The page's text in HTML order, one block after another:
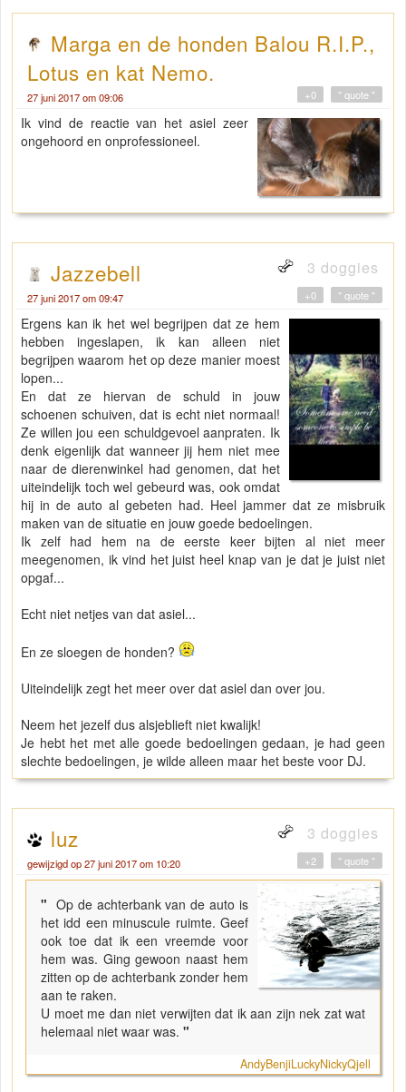
Marga en de honden Balou R.I.P.,
Lotus en kat Nemo.
27 juni 2017 om 09:06 " quote "
+0
Ik vind de reactie van het asiel zeer
ongehoord en onprofessioneel.
Jazzebell 3 doggies
27 juni 2017 om 09:47 " quote "
+0
Ergens kan ik het wel begrijpen dat ze hem
hebben ingeslapen, ik kan alleen niet
begrijpen waarom het op deze manier moest
lopen...
En dat ze hiervan de schuld in jouw
schoenen schuiven, dat is echt niet normaal!
Ze willen jou een schuldgevoel aanpraten. Ik
denk eigenlijk dat wanneer jij hem niet mee
naar de dierenwinkel had genomen, dat het
uiteindelijk toch wel gebeurd was, ook omdat
hij in de auto al gebeten had. Heel jammer dat ze misbruik
maken van de situatie en jouw goede bedoelingen.
Ik zelf had hem na de eerste keer bijten al niet meer
meegenomen, ik vind het juist heel knap van je dat je juist niet
opgaf...
Echt niet netjes van dat asiel...
En ze sloegen de honden?
Uiteindelijk zegt het meer over dat asiel dan over jou.
Neem het jezelf dus alsjeblieft niet kwalijk!
Je hebt het met alle goede bedoelingen gedaan, je had geen
slechte bedoelingen, je wilde alleen maar het beste voor DJ.
luz 3 doggies
gewijzigd op 27 juni 2017 om 10:20 " quote "
+2
" Op de achterbank van de auto is
het idd een minuscule ruimte. Geef
ook toe dat ik een vreemde voor
hem was. Ging gewoon naast hem
zitten op de achterbank zonder hem
aan te raken.
U moet me dan niet verwijten dat ik aan zijn nek zat wat
helemaal niet waar was. "
AndyBenjiLuckyNickyQjell